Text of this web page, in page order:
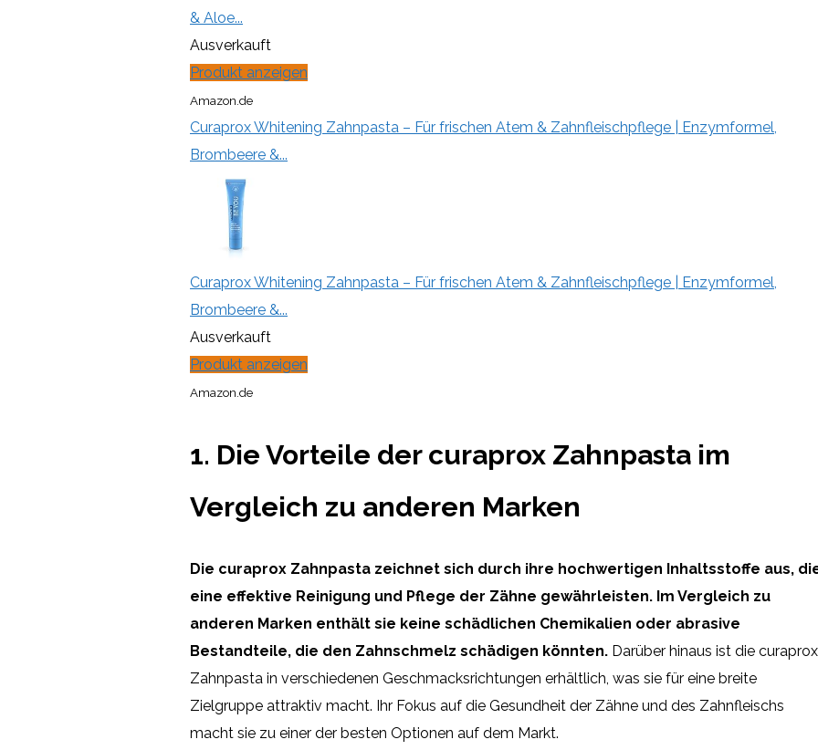
& Aloe...
Ausverkauft
Produkt anzeigen
Amazon.de
Curaprox Whitening Zahnpasta – Für frischen Atem & Zahnfleischpflege | Enzymformel,
Brombeere &...
Curaprox Whitening Zahnpasta – Für frischen Atem & Zahnfleischpflege | Enzymformel,
Brombeere &...
Ausverkauft
Produkt anzeigen
Amazon.de
1. Die Vorteile der curaprox Zahnpasta im
Vergleich zu anderen Marken
Die curaprox Zahnpasta zeichnet sich durch ihre hochwertigen Inhaltsstoffe aus,
eine effektive Reinigung und Pflege der Zähne gewährleisten. Im Vergleich zu
anderen Marken enthält sie keine schädlichen Chemikalien oder abrasive
Bestandteile, die den Zahnschmelz schädigen könnten. Darüber hinaus ist die curaprox
Zahnpasta in verschiedenen Geschmacksrichtungen erhältlich, was sie für eine breite
Zielgruppe attraktiv macht. Ihr Fokus auf die Gesundheit der Zähne und des Zahnfleischs
macht sie zu einer der besten Optionen auf dem Markt.